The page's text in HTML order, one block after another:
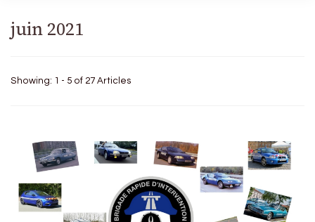
juin 2021
Showing: 1 - 5 of 27 Articles